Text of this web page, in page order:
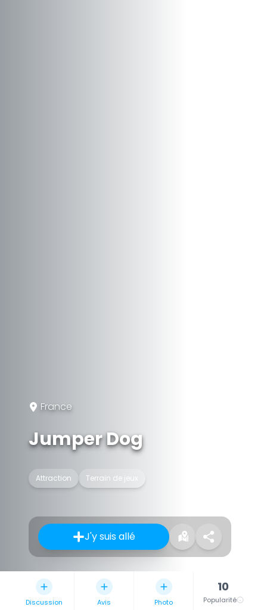
France
Jumper Dog
Attraction Terrain de jeux
J'y suis allé
Discussion Avis Photo
10
Popularité